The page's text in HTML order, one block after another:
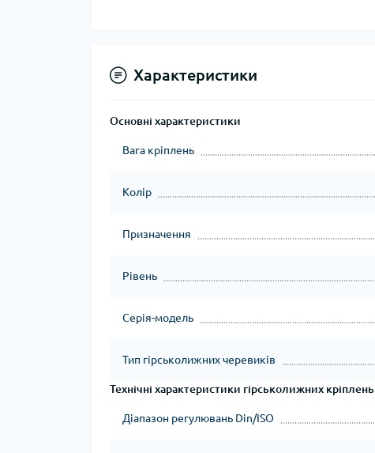
Характеристики
Основні характеристики
Вага кріплень
Колір
Призначення
Рівень
Серія-модель
Тип гірськолижних черевиків
Технічні характеристики гірськолижних кріплень
Діапазон регулювань Din/ISO